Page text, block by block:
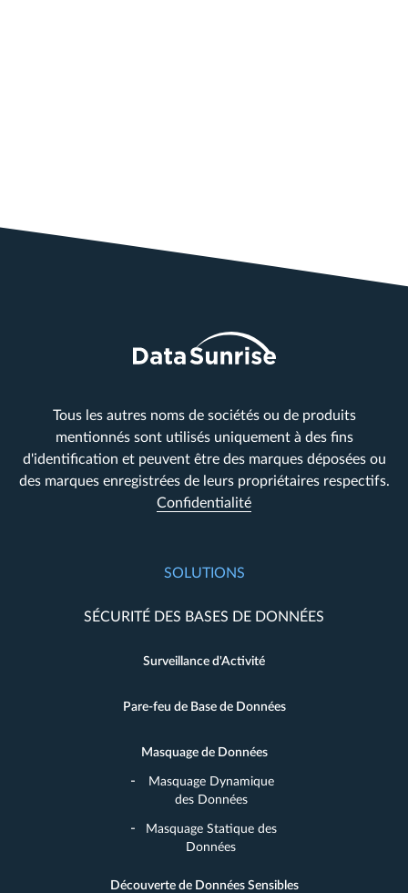
Tous les autres noms de sociétés ou de produits
mentionnés sont utilisés uniquement à des fins
d'identification et peuvent être des marques déposées ou
des marques enregistrées de leurs propriétaires respectifs.
Confidentialité
SOLUTIONS
SÉCURITÉ DES BASES DE DONNÉES
Surveillance d'Activité
Pare-feu de Base de Données
Masquage de Données
Masquage Dynamique
des Données
Masquage Statique des
Données
Découverte de Données Sensibles